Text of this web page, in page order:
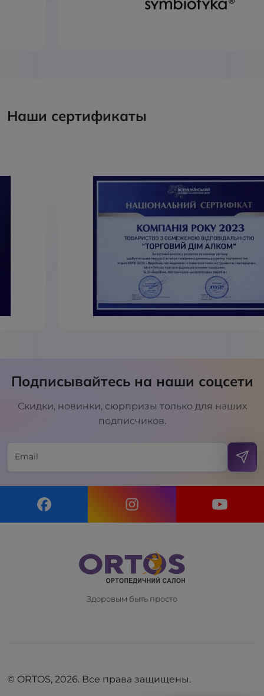
Наши сертификаты
Подписывайтесь на наши соцсети
Скидки, новинки, сюрпризы только для наших
подписчиков.
Здоровым быть просто
© ORTOS, 2026. Все права защищены.